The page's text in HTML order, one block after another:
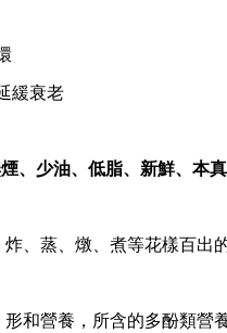
緩衰老
、少油、低脂、新鮮、本
、蒸、燉、煮等花樣百出
和營養，所含的多酚類營